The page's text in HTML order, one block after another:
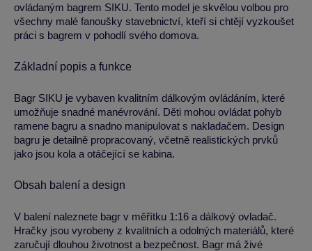
ovládaným bagrem SIKU. Tento model je skvělou volbou pro
všechny malé fanoušky stavebnictví, kteří si chtějí vyzkoušet
práci s bagrem v pohodlí svého domova.
Základní popis a funkce
Bagr SIKU je vybaven kvalitním dálkovým ovládáním, které
umožňuje snadné manévrování. Děti mohou ovládat pohyb
ramene bagru a snadno manipulovat s nakladačem. Design
bagru je detailně propracovaný, včetně realistických prvků
jako jsou kola a otáčející se kabina.
Obsah balení a design
V balení naleznete bagr v měřítku 1:16 a dálkový ovladač.
Hračky jsou vyrobeny z kvalitních a odolných materiálů, které
zaručují dlouhou životnost a bezpečnost. Bagr má živé